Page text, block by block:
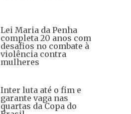
Lei Maria da Penha
completa 20 anos com
desafios no combate à
violência contra
mulheres
Inter luta até o fim e
garante vaga nas
quartas da Copa do